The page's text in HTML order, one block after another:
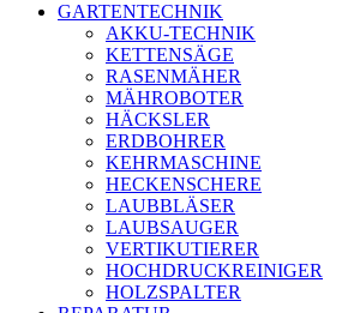
GARTENTECHNIK
AKKU-TECHNIK
KETTENSÄGE
RASENMÄHER
MÄHROBOTER
HÄCKSLER
ERDBOHRER
KEHRMASCHINE
HECKENSCHERE
LAUBBLÄSER
LAUBSAUGER
VERTIKUTIERER
HOCHDRUCKREINIGER
HOLZSPALTER